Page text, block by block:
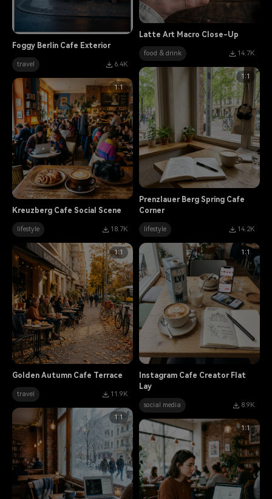
Latte Art Macro Close-Up
food & drink 14.7K
Foggy Berlin Cafe Exterior
travel
6.4K
1:1
Prenzlauer Berg Spring Cafe
Corner
lifestyle 14.2K
1:1
Kreuzberg Cafe Social Scene
lifestyle 18.7K
1:1
Golden Autumn Cafe Terrace
travel 11.9K
1:1
Instagram Cafe Creator Flat
Lay
social media
8.9K
1:1
1:1